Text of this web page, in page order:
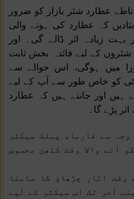
عطارد شئر بازار کو ضرور
کہ عطارد کی ہونے والی
زیادہ اثر ڈالے گی۔ اور
شئروں کے لیے فائدہ بخش ثابت
میں ہوگی، اس حوالے سے
کو خاص طور سے آپ کے لیے
ہیں اور جانتے ہیں کہ عطارد
پڑے گا۔
سے فارما، پبلک سیکٹر
آنے والا وقت کٹھن محسوس
وقت اتار چڑھاؤ کا سامنا
آخر تک اس سیکٹر کے لیے